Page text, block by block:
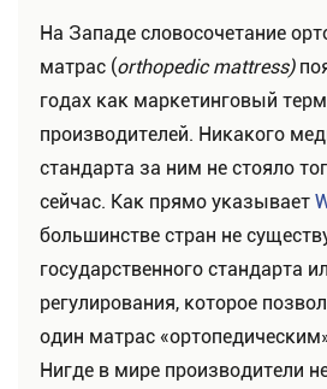
На Западе словосочетание
матрас (orthopedic mattress)
годах как маркетинговый
производителей. Никакого
стандарта за ним не стояло
сейчас. Как прямо указывает
большинстве стран не
государственного стандарта
регулирования, которое
один матрас
Нигде в мире производители